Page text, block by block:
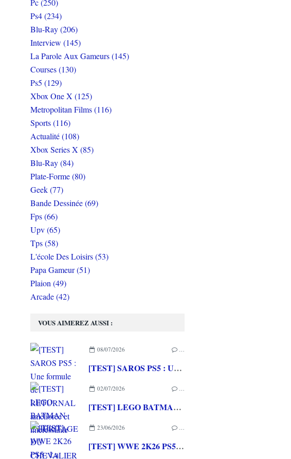
VOUS AIMEREZ AUSSI :
08/07/2026 …
[TEST] SAROS PS5 : Une formule de RETURNAL améliorée et interessante
02/07/2026 …
[TEST] LEGO BATMAN L'HERITAGE DU CHEVALIER NOIR XBOX SERIES X : C'est Batman Arkham City en LEGO!
23/06/2026 …
[TEST] WWE 2K26 PS5 : La version la plus aboutie de WWE 2K depuis la pause
Pc (250)
Ps4 (234)
Blu-Ray (206)
Interview (145)
La Parole Aux Gameurs (145)
Courses (130)
Ps5 (129)
Xbox One X (125)
Metropolitan Films (116)
Sports (116)
Actualité (108)
Xbox Series X (85)
Blu-Ray (84)
Plate-Forme (80)
Geek (77)
Bande Dessinée (69)
Fps (66)
Upv (65)
Tps (58)
L'école Des Loisirs (53)
Papa Gameur (51)
Plaion (49)
Arcade (42)